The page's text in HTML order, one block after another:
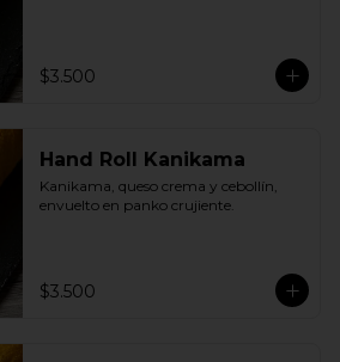
$3.500
Hand Roll Kanikama
Kanikama, queso crema y cebollín,
envuelto en panko crujiente.
$3.500